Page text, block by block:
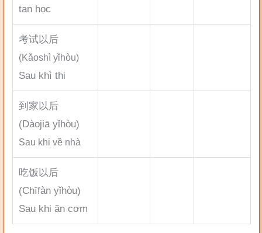
tan học
考试以后
(Kǎoshì yǐhòu)
Sau khì thi
到家以后
(Dàojiā yǐhòu)
Sau khi về nhà
吃饭以后
(Chīfàn yǐhòu)
Sau khi ăn cơm